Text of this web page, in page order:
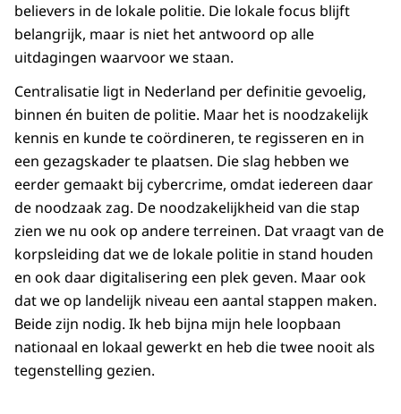
believers in de lokale politie. Die lokale focus blijft
belangrijk, maar is niet het antwoord op alle
uitdagingen waarvoor we staan.
Centralisatie ligt in Nederland per definitie gevoelig,
binnen én buiten de politie. Maar het is noodzakelijk
kennis en kunde te coördineren, te regisseren en in
een gezagskader te plaatsen. Die slag hebben we
eerder gemaakt bij cybercrime, omdat iedereen daar
de noodzaak zag. De noodzakelijkheid van die stap
zien we nu ook op andere terreinen. Dat vraagt van de
korpsleiding dat we de lokale politie in stand houden
en ook daar digitalisering een plek geven. Maar ook
dat we op landelijk niveau een aantal stappen maken.
Beide zijn nodig. Ik heb bijna mijn hele loopbaan
nationaal en lokaal gewerkt en heb die twee nooit als
tegenstelling gezien.